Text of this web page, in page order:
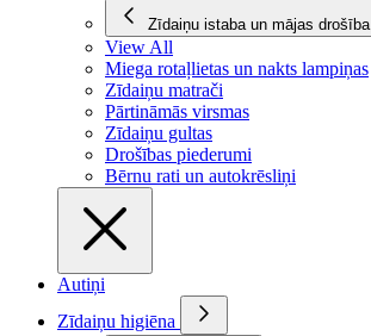
Zīdaiņu istaba un mājas drošība
View All
Miega rotaļlietas un nakts lampiņas
Zīdaiņu matrači
Pārtināmās virsmas
Zīdaiņu gultas
Drošības piederumi
Bērnu rati un autokrēsliņi
Autiņi
Zīdaiņu higiēna